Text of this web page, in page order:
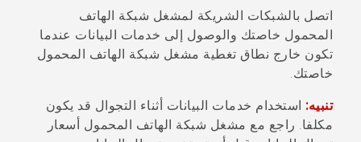
اتصل بالشبكات الشريكة لمشغل شبكة الهاتف
المحمول خاصتك والوصول إلى خدمات البيانات عندما
تكون خارج نطاق تغطية مشغل شبكة الهاتف المحمول
خاصتك.
تنبيه: استخدام خدمات البيانات أثناء التجوال قد يكون
مكلفا. راجع مع مشغل شبكة الهاتف المحمول أسعار